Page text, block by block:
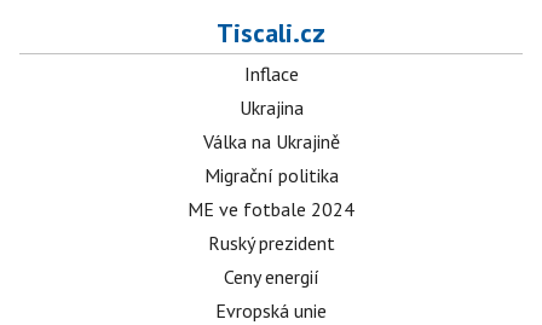
Tiscali.cz
Inflace
Ukrajina
Válka na Ukrajině
Migrační politika
ME ve fotbale 2024
Ruský prezident
Ceny energií
Evropská unie